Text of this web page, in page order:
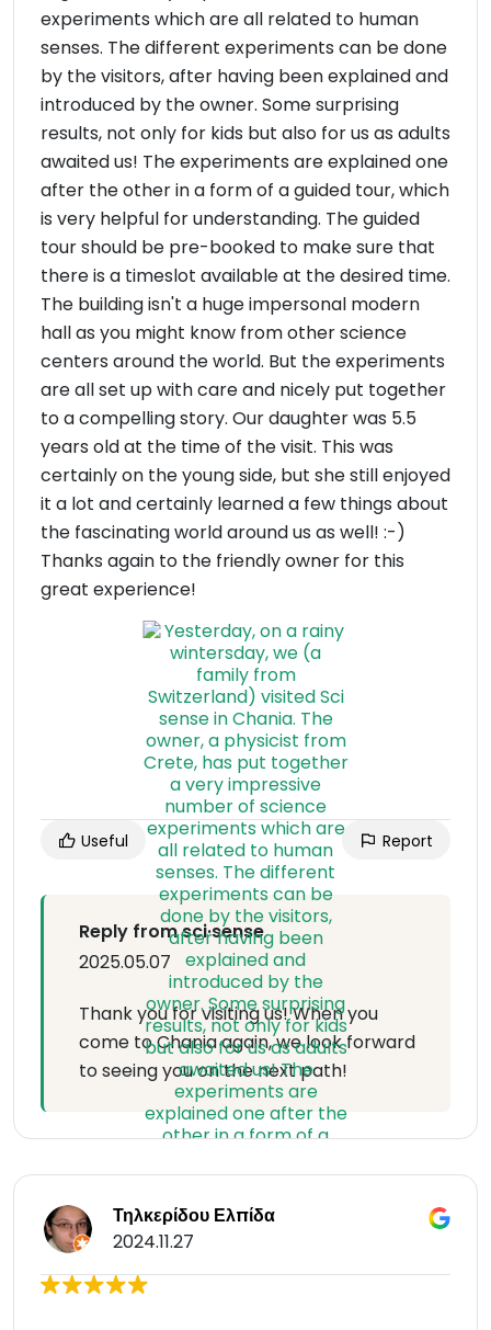
experiments which are all related to human
senses. The different experiments can be done
by the visitors, after having been explained and
introduced by the owner. Some surprising
results, not only for kids but also for us as adults
awaited us! The experiments are explained one
after the other in a form of a guided tour, which
is very helpful for understanding. The guided
tour should be pre-booked to make sure that
there is a timeslot available at the desired time.
The building isn't a huge impersonal modern
hall as you might know from other science
centers around the world. But the experiments
are all set up with care and nicely put together
to a compelling story. Our daughter was 5.5
years old at the time of the visit. This was
certainly on the young side, but she still enjoyed
it a lot and certainly learned a few things about
the fascinating world around us as well! :-)
Thanks again to the friendly owner for this
great experience!
Useful Report
Reply from sci·sense
2025.05.07
Thank you for visiting us! When you
come to Chania again, we look forward
to seeing you on the next path!
Τηλκερίδου Ελπίδα
2024.11.27